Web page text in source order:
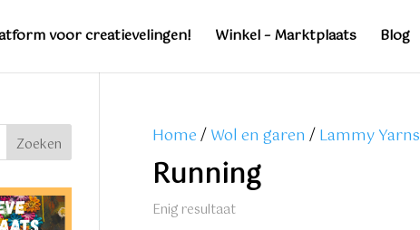
voor creatievelingen! Winkel – Marktplaats Blog
Home/Wol en garen /Lammy Yarns
Running
Enig resultaat
Zoeken